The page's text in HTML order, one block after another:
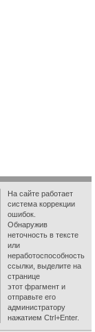
На сайте работает
система коррекции
ошибок.
Обнаружив
неточность в тексте
или
неработоспособность
ссылки, выделите на
странице
этот фрагмент и
отправьте его
администратору
нажатием Ctrl+Enter.